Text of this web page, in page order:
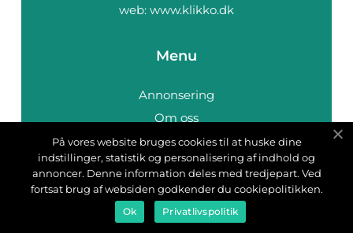
web: www.klikko.dk
Menu
Annonsering
Om oss
Cookies
Kontakta oss
Sitemap
På vores website bruges cookies til at huske dine
indstillinger, statistik og personalisering af indhold og
annoncer. Denne information deles med tredjepart. Ved
fortsat brug af websiden godkender du cookiepolitikken.
Ok Privatlivspolitik